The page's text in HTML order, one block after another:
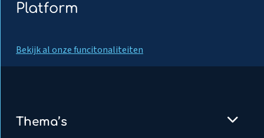
Platform
Bekijk al onze funcitonaliteiten
Thema’s